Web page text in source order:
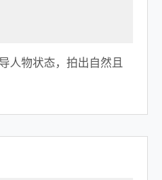
人物状态，拍出自然且